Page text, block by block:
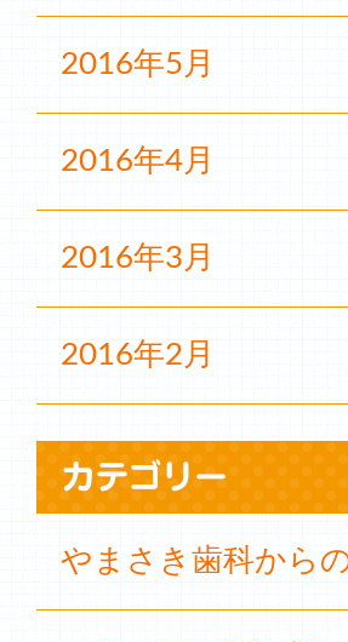
2016年5月
2016年4月
2016年3月
2016年2月
やまさき歯科から